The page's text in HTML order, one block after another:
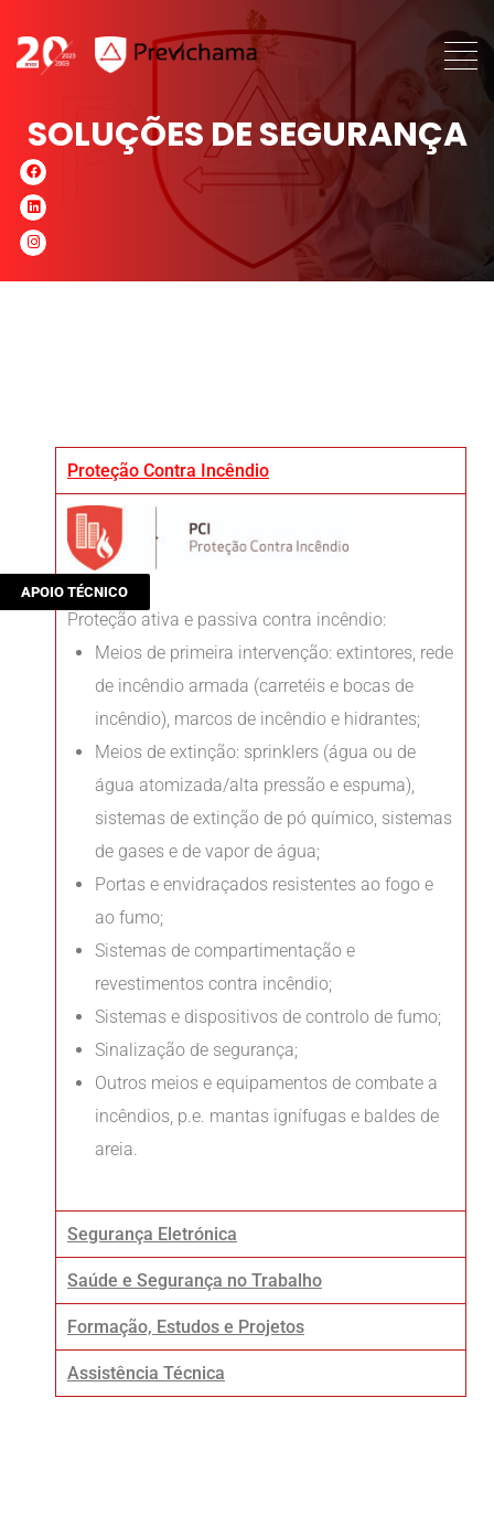
SOLUÇÕES DE SEGURANÇA
APOIO TÉCNICO
Proteção Contra Incêndio
Proteção ativa e passiva contra incêndio:
Meios de primeira intervenção: extintores, rede
de incêndio armada (carretéis e bocas de
incêndio), marcos de incêndio e hidrantes;
Meios de extinção: sprinklers (água ou de
água atomizada/alta pressão e espuma),
sistemas de extinção de pó químico, sistemas
de gases e de vapor de água;
Portas e envidraçados resistentes ao fogo e
ao fumo;
Sistemas de compartimentação e
revestimentos contra incêndio;
Sistemas e dispositivos de controlo de fumo;
Sinalização de segurança;
Outros meios e equipamentos de combate a
incêndios, p.e. mantas ignífugas e baldes de
areia.
Segurança Eletrónica
Saúde e Segurança no Trabalho
Formação, Estudos e Projetos
Assistência Técnica